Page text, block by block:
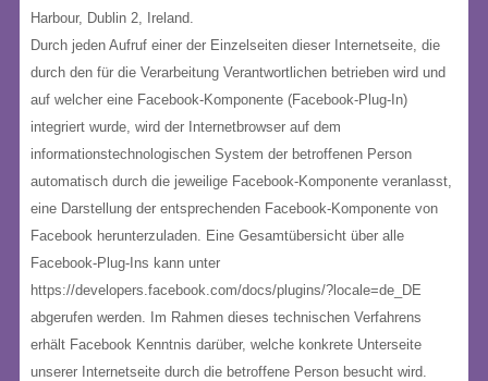
Harbour, Dublin 2, Ireland.
Durch jeden Aufruf einer der Einzelseiten dieser Internetseite, die
durch den für die Verarbeitung Verantwortlichen betrieben wird und
auf welcher eine Facebook-Komponente (Facebook-Plug-In)
integriert wurde, wird der Internetbrowser auf dem
informationstechnologischen System der betroffenen Person
automatisch durch die jeweilige Facebook-Komponente veranlasst,
eine Darstellung der entsprechenden Facebook-Komponente von
Facebook herunterzuladen. Eine Gesamtübersicht über alle
Facebook-Plug-Ins kann unter
https://developers.facebook.com/docs/plugins/?locale=de_DE
abgerufen werden. Im Rahmen dieses technischen Verfahrens
erhält Facebook Kenntnis darüber, welche konkrete Unterseite
unserer Internetseite durch die betroffene Person besucht wird.